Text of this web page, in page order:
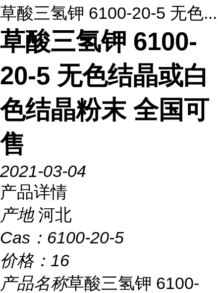
草酸三氢钾 6100-20-5 无色...
草酸三氢钾 6100-
20-5 无色结晶或白
色结晶粉末 全国可
售
2021-03-04
产品详情
产地 河北
Cas： 6100-20-5
价格： 16
产品名称草酸三氢钾 6100-